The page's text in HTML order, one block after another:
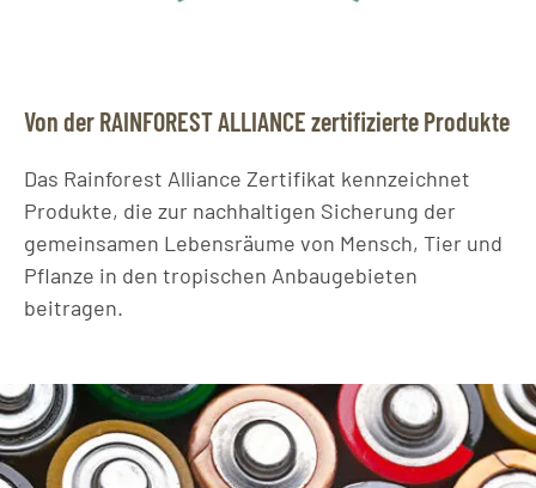
Von der RAINFOREST ALLIANCE zertifizierte Produkte
Das Rainforest Alliance Zertifikat kennzeichnet
Produkte, die zur nachhaltigen Sicherung der
gemeinsamen Lebensräume von Mensch, Tier und
Pflanze in den tropischen Anbaugebieten
beitragen.